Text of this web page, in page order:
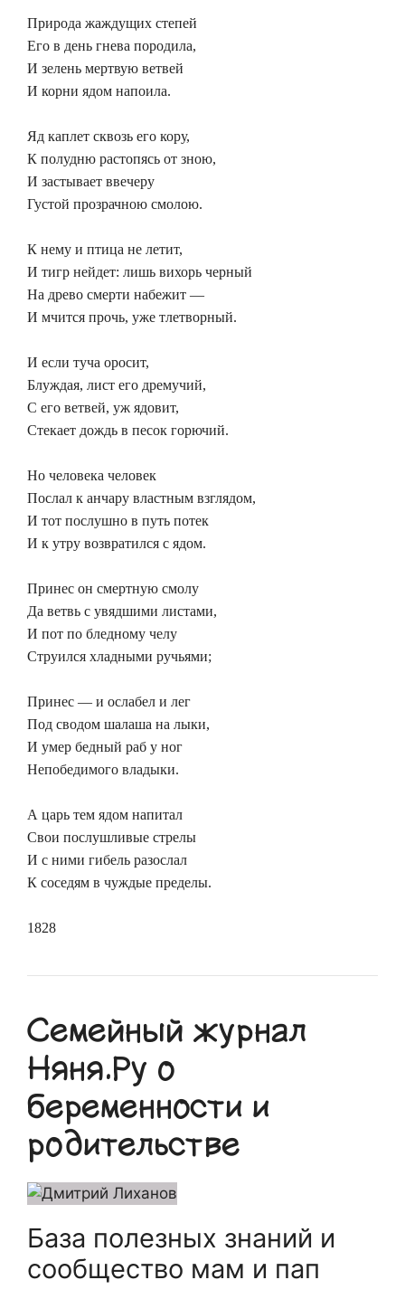
Природа жаждущих степей
Его в день гнева породила,
И зелень мертвую ветвей
И корни ядом напоила.
Яд каплет сквозь его кору,
К полудню растопясь от зною,
И застывает ввечеру
Густой прозрачною смолою.
К нему и птица не летит,
И тигр нейдет: лишь вихорь черный
На древо смерти набежит —
И мчится прочь, уже тлетворный.
И если туча оросит,
Блуждая, лист его дремучий,
С его ветвей, уж ядовит,
Стекает дождь в песок горючий.
Но человека человек
Послал к анчару властным взглядом,
И тот послушно в путь потек
И к утру возвратился с ядом.
Принес он смертную смолу
Да ветвь с увядшими листами,
И пот по бледному челу
Струился хладными ручьями;
Принес — и ослабел и лег
Под сводом шалаша на лыки,
И умер бедный раб у ног
Непобедимого владыки.
А царь тем ядом напитал
Свои послушливые стрелы
И с ними гибель разослал
К соседям в чуждые пределы.
1828
Семейный журнал
Няня.Ру о
беременности и
родительстве
База полезных знаний и
сообщество мам и пап